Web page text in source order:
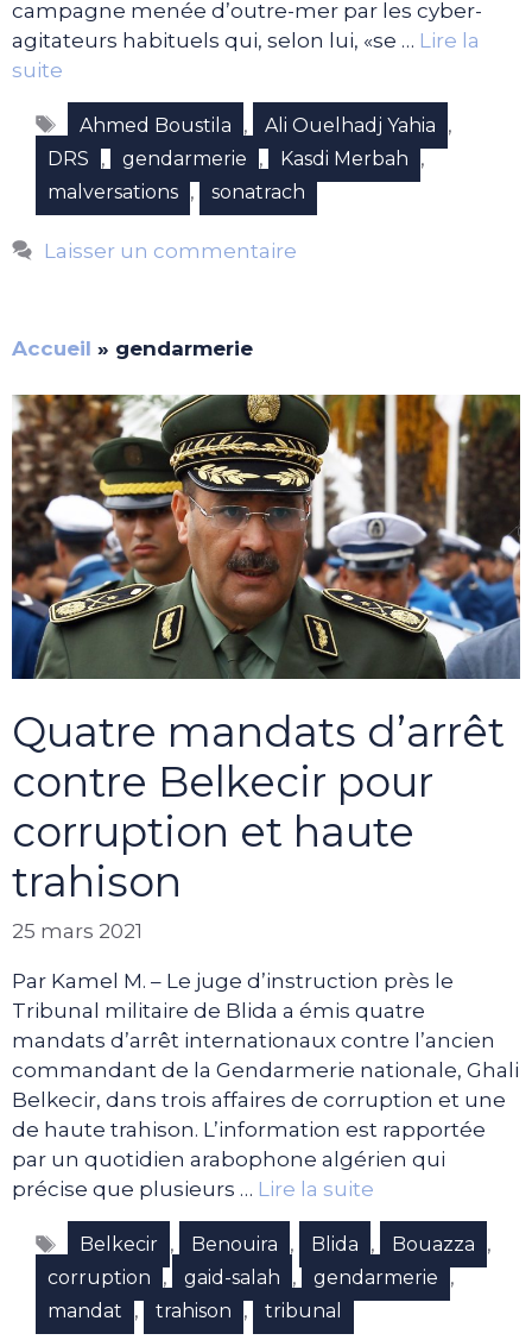
campagne menée d’outre-mer par les cyber-
agitateurs habituels qui, selon lui, «se … Lire la
suite
Étiquettes
Ahmed Boustila , Ali Ouelhadj Yahia ,
DRS , gendarmerie , Kasdi Merbah ,
malversations , sonatrach
Laisser un commentaire
Accueil » gendarmerie
Quatre mandats d’arrêt
contre Belkecir pour
corruption et haute
trahison
25 mars 2021
Par Kamel M. – Le juge d’instruction près le
Tribunal militaire de Blida a émis quatre
mandats d’arrêt internationaux contre l’ancien
commandant de la Gendarmerie nationale, Ghali
Belkecir, dans trois affaires de corruption et une
de haute trahison. L’information est rapportée
par un quotidien arabophone algérien qui
précise que plusieurs … Lire la suite
Étiquettes
Belkecir , Benouira , Blida , Bouazza ,
corruption , gaid-salah , gendarmerie ,
mandat , trahison , tribunal